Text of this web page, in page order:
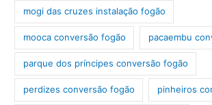
mogi das cruzes instalação fogão
mooca conversão fogão pacaembu
parque dos príncipes conversão fogão
perdizes conversão fogão pinheiros